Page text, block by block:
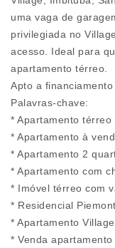
uma vaga de
privilegiada no
acesso. Ideal para
apartamento térreo.
Apto a
Palavras-chave:
* Apartamento térreo
* Apartamento à
* Apartamento 2
* Apartamento com
* Imóvel térreo com
* Residencial
* Apartamento
* Venda